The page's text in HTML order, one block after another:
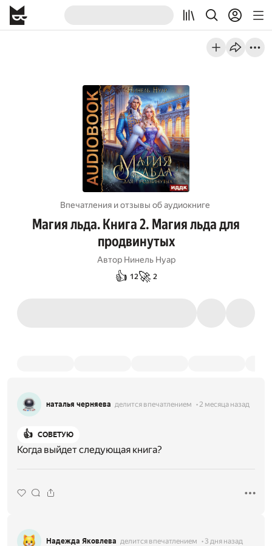
Впечатления и отзывы об aудиокниге
Магия льда. Книга 2. Магия льда для
продвинутых
Автор Нинель Нуар
👍 12🚀 2
наталья черняева делится впечатлением 2 месяца назад
👍 СОВЕТУЮ
Когда выйдет следующая книга?
Надежда Яковлева делится впечатлением 3 дня назад